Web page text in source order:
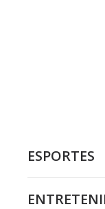
ESPORTES